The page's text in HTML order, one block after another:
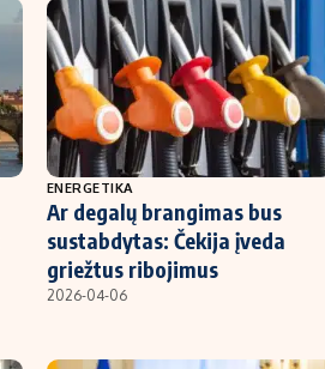
ENERGETIKA
Ar degalų brangimas bus
sustabdytas: Čekija įveda
griežtus ribojimus
2026-04-06